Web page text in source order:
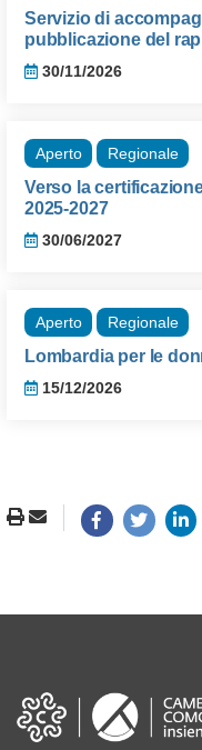
Servizio di
pubblicazione del
30/11/2026
Aperto Regionale
Verso la
2025-2027
30/06/2027
Aperto Regionale
Lombardia per le
15/12/2026